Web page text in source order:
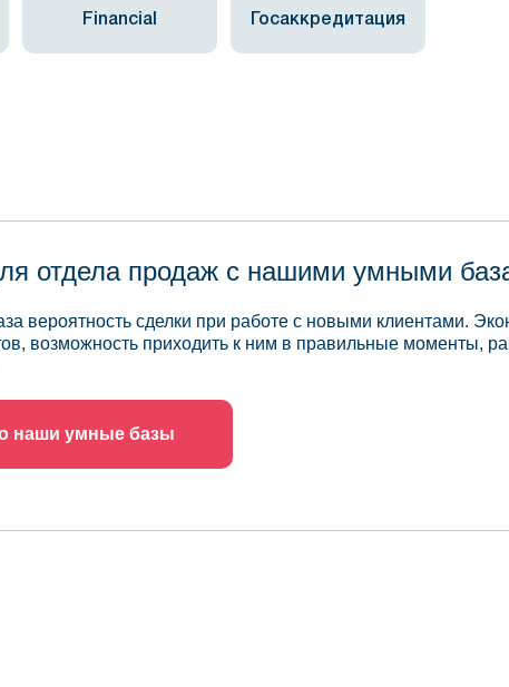
Financial Госаккредитация
отдела продаж с нашими умными
вероятность сделки при работе с новыми клиентами.
возможность приходить к ним в правильные моменты,
наши умные базы